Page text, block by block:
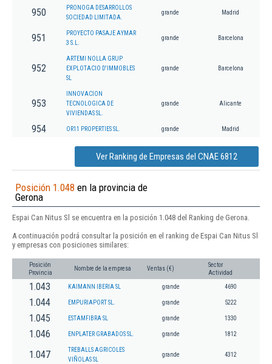
950
PRONOGA DESARROLLOS
SOCIEDAD LIMITADA.
grande Madrid
951
PROYECTO PASAJE AYMAR
3 S.L.
grande Barcelona
952
ARTEMI NOLLA GRUP
EXPLOTACIO D'IMMOBLES
SL
grande Barcelona
953
INNOVACION
TECNOLOGICA DE
VIVIENDAS SL.
grande Alicante
954 OR11 PROPERTIES SL. grande Madrid
Ver Ranking de Empresas del CNAE 6812
Posición 1.048 en la provincia de
Gerona
Espai Can Nitus Sl se encuentra en la posición 1.048 del Ranking de Gerona.
A continuación podrá consultar la posición en el ranking de Espai Can Nitus Sl
y empresas con posiciones similares:
Posición
Provincia
Nombre de la empresa Ventas (€)
Sector
Actividad
1.043 KAIMANN IBERIA SL grande 4690
1.044 EMPURIAPORT SL. grande 5222
1.045 ESTAMFIBRA SL grande 1330
1.046 ENPLATER GRABADOS SL. grande 1812
1.047
TREBALLS AGRICOLES
VIÑOLAS SL
grande 4312